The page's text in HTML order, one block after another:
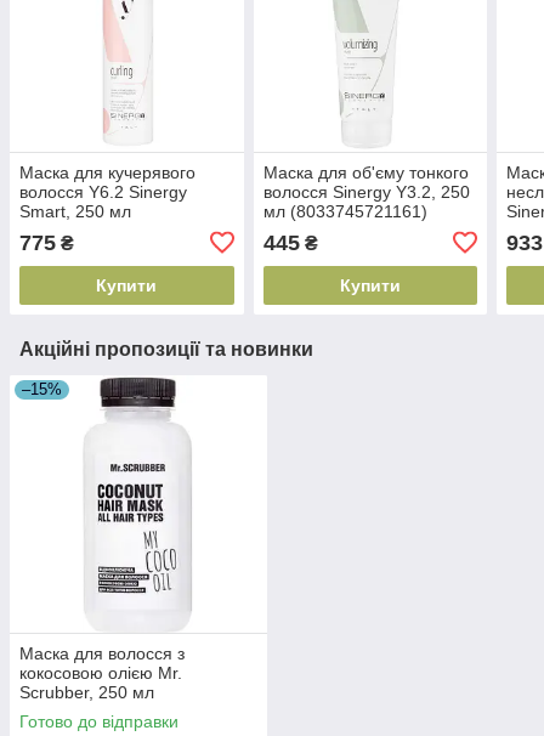
Маска для кучерявого
волосся Y6.2 Sinergy
Smart, 250 мл
775 ₴
Купити
Маска для об'єму тонкого
волосся Sinergy Y3.2, 250
мл (8033745721161)
445₴
Купити
933
Акційні пропозиції та новинки
–15%
Маска для волосся з
кокосовою олією Mr.
Scrubber, 250 мл
(4820200231839)
Готово до відправки